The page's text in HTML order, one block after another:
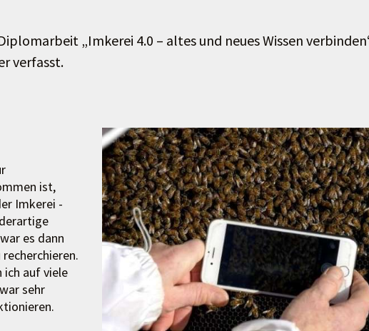
„Imkerei 4.0 – altes und neues Wissen
verfasst.
ist,
Imkerei -
es dann
ich auf viele
sehr